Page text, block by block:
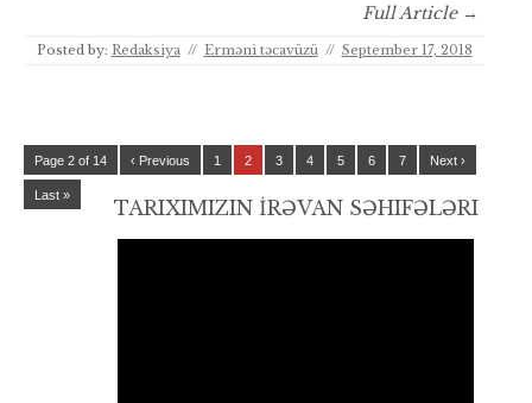
Full Article →
Posted by: Redaksiya // Erməni təcavüzü // September 17, 2018
Page 2 of 14 ‹ Previous 1 2 3 4 5 6 7 Next ›
Last »
TARIXIMIZIN İRƏVAN SƏHIFƏLƏRI